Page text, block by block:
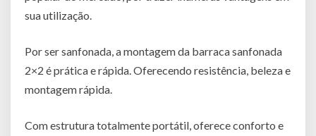
sua utilização.
Por ser sanfonada, a montagem da barraca sanfonada
2×2 é prática e rápida. Oferecendo resistência, beleza e
montagem rápida.
Com estrutura totalmente portátil, oferece conforto e